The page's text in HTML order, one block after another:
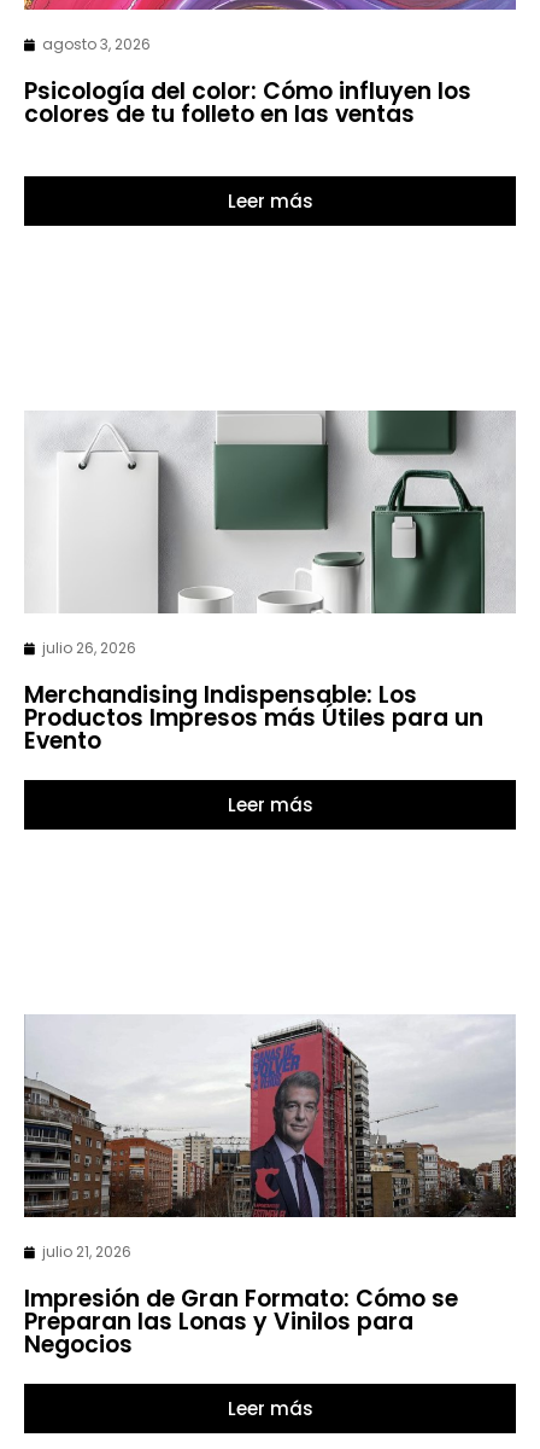
agosto 3, 2026
Psicología del color: Cómo influyen los
colores de tu folleto en las ventas
Leer más
julio 26, 2026
Merchandising Indispensable: Los
Productos Impresos más Útiles para un
Evento
Leer más
julio 21, 2026
Impresión de Gran Formato: Cómo se
Preparan las Lonas y Vinilos para
Negocios
Leer más